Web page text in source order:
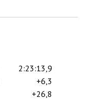
2:23:13,9
+6,3
+26,8